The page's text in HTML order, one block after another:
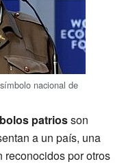
nacional de
patriosson
a un país, una
reconocidos por otros